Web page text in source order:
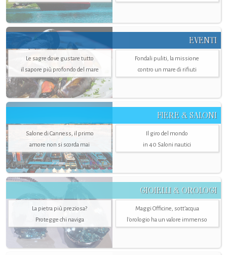
EVENTI
Le sagre dove gustare tutto
il sapore più profondo del mare
Fondali puliti, la missione
contro un mare di rifiuti
FIERE & SALONI
Salone di Canness, il primo
amore non si scorda mai
Il giro del mondo
in 40 Saloni nautici
GIOIELLI & OROLOGI
La pietra più preziosa?
Protegge chi naviga
Maggi Officine, sott’acqua
l'orologio ha un valore immenso